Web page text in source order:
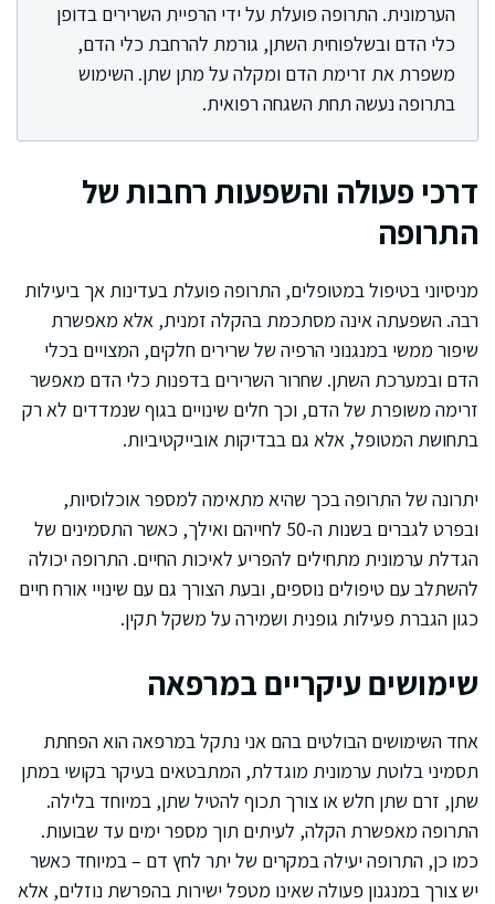
הערמונית. התרופה פועלת על ידי הרפיית השרירים בדופן
כלי הדם ובשלפוחית השתן, גורמת להרחבת כלי הדם,
משפרת את זרימת הדם ומקלה על מתן שתן. השימוש
בתרופה נעשה תחת השגחה רפואית.
דרכי פעולה והשפעות רחבות של
התרופה
מניסיוני בטיפול במטופלים, התרופה פועלת בעדינות אך ביעילות
רבה. השפעתה אינה מסתכמת בהקלה זמנית, אלא מאפשרת
שיפור ממשי במנגנוני הרפיה של שרירים חלקים, המצויים בכלי
הדם ובמערכת השתן. שחרור השרירים בדפנות כלי הדם מאפשר
זרימה משופרת של הדם, וכך חלים שינויים בגוף שנמדדים לא רק
בתחושת המטופל, אלא גם בבדיקות אובייקטיביות.
יתרונה של התרופה בכך שהיא מתאימה למספר אוכלוסיות,
ובפרט לגברים בשנות ה-50 לחייהם ואילך, כאשר התסמינים של
הגדלת ערמונית מתחילים להפריע לאיכות החיים. התרופה יכולה
להשתלב עם טיפולים נוספים, ובעת הצורך גם עם שינויי אורח חיים
כגון הגברת פעילות גופנית ושמירה על משקל תקין.
שימושים עיקריים במרפאה
אחד השימושים הבולטים בהם אני נתקל במרפאה הוא הפחתת
תסמיני בלוטת ערמונית מוגדלת, המתבטאים בעיקר בקושי במתן
שתן, זרם שתן חלש או צורך תכוף להטיל שתן, במיוחד בלילה.
התרופה מאפשרת הקלה, לעיתים תוך מספר ימים עד שבועות.
כמו כן, התרופה יעילה במקרים של יתר לחץ דם – במיוחד כאשר
יש צורך במנגנון פעולה שאינו מטפל ישירות בהפרשת נוזלים, אלא